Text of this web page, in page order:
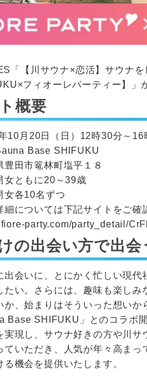
「
【川サウナ×恋活】サウナ
フィオーレパーティー】
」
概要
10月20日（日）12時30分～16
Base SHIFUKU
豊田市篭林町塩平１８
女ともに20～39歳
女各10名ずつ
細については下記サイトをご確
party.com/party_detail/
の出会い方で出会
出会いに、とにかく忙しい現
たい。さらには、趣味も楽し
か、始まりはそういった想いか
Base SHIFUKU」とのコラボ
実現し、サウナ好きの方や川
ていただき、人気が年々高ま
る機会を提供いたします。